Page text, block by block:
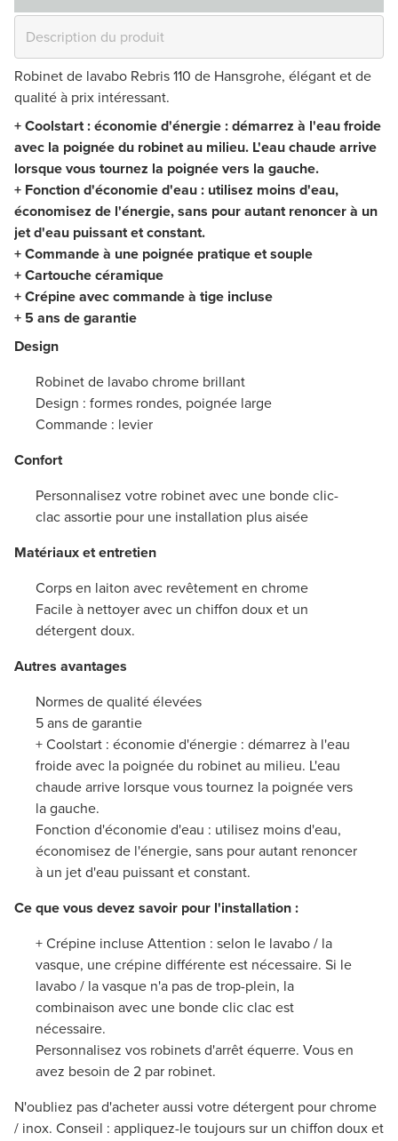
Robinet de lavabo Rebris 110 de Hansgrohe, élégant et de
qualité à prix intéressant.
+ Coolstart : économie d'énergie : démarrez à l'eau froide
avec la poignée du robinet au milieu. L'eau chaude arrive
lorsque vous tournez la poignée vers la gauche.
+ Fonction d'économie d'eau : utilisez moins d'eau,
économisez de l'énergie, sans pour autant renoncer à un
jet d'eau puissant et constant.
+ Commande à une poignée pratique et souple
+ Cartouche céramique
+ Crépine avec commande à tige incluse
+ 5 ans de garantie
Design
Robinet de lavabo chrome brillant
Design : formes rondes, poignée large
Commande : levier
Confort
Personnalisez votre robinet avec une bonde clic-
clac assortie pour une installation plus aisée
Matériaux et entretien
Corps en laiton avec revêtement en chrome
Facile à nettoyer avec un chiffon doux et un
détergent doux.
Autres avantages
Normes de qualité élevées
5 ans de garantie
+ Coolstart : économie d'énergie : démarrez à l'eau
froide avec la poignée du robinet au milieu. L'eau
chaude arrive lorsque vous tournez la poignée vers
la gauche.
Fonction d'économie d'eau : utilisez moins d'eau,
économisez de l'énergie, sans pour autant renoncer
à un jet d'eau puissant et constant.
Ce que vous devez savoir pour l'installation :
+ Crépine incluse Attention : selon le lavabo / la
vasque, une crépine différente est nécessaire. Si le
lavabo / la vasque n'a pas de trop-plein, la
combinaison avec une bonde clic clac est
nécessaire.
Personnalisez vos robinets d'arrêt équerre. Vous en
avez besoin de 2 par robinet.
N'oubliez pas d'acheter aussi votre détergent pour chrome
/ inox. Conseil : appliquez-le toujours sur un chiffon doux et